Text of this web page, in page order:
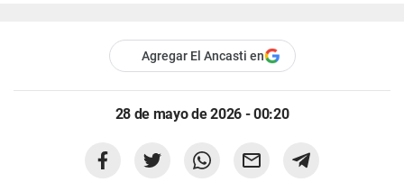
Agregar El Ancasti en
28 de mayo de 2026 - 00:20